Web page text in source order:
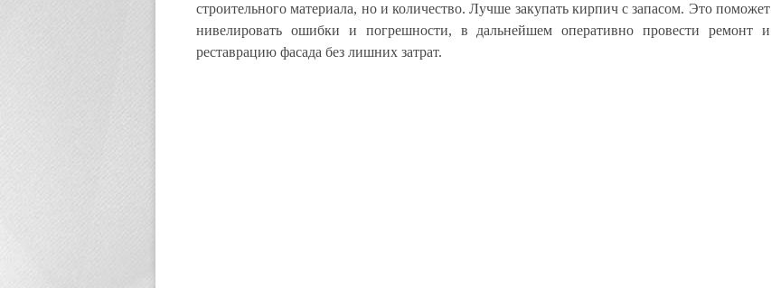
строительного материала, но и количество. Лучше закупать кирпич с запасом. Это поможет
нивелировать ошибки и погрешности, в дальнейшем оперативно провести ремонт и
реставрацию фасада без лишних затрат.